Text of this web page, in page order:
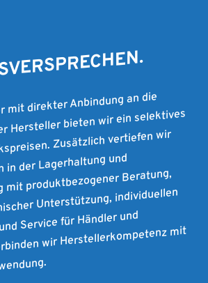
direkter Anbindung an die
Hersteller bieten wir ein selektives
Zusätzlich vertiefen wir
der Lagerhaltung und
produktbezogener Beratung,
Unterstützung, individuellen
Service für Händler und
wir Herstellerkompetenz mit